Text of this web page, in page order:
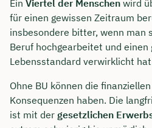
Ein Viertel der Menschen wird
für einen gewissen Zeitraum
insbesondere bitter, wenn man
Beruf hochgearbeitet und einen
Lebensstandard verwirklicht
Ohne BU können die
Konsequenzen haben. Die
ist mit der gesetzlichen